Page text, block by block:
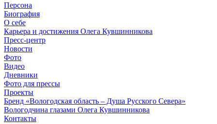
Персона
Биография
О себе
Карьера и достижения Олега Кувшинникова
Пресс-центр
Новости
Фото
Видео
Дневники
Фото для прессы
Проекты
Бренд «Вологодская область – Душа Русского Севера»
Вологодчина глазами Олега Кувшинникова
Контакты